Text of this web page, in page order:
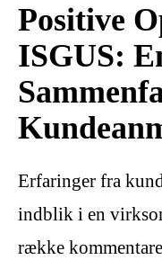
Positive
ISGUS:
Erfaringer fra
indblik i en
række